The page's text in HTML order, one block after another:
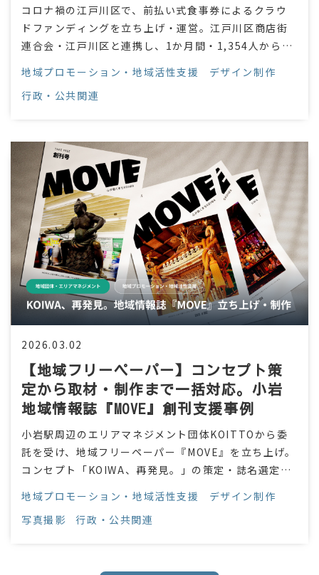
コロナ禍の江戸川区で、前払い式食事券によるクラウ
ドファンディングを立ち上げ・運営。江戸川区商店街
連合会・江戸川区と連携し、1か月間・1,354人から約
1,630万円の支援を集め、地域の飲食店へ届けました。
地域プロモーション・地域活性支援
デザイン制作
行政・公共関連
【地域フリーペーパー】コンセプト策
定から取材・制作まで一括対応。小岩
地域情報誌『MOVE』創刊支援事例
2026.03.02
小岩駅周辺のエリアマネジメント団体KOITTOから委
託を受け、地域フリーペーパー『MOVE』を立ち上げ。
コンセプト「KOIWA、再発見。」の策定・誌名選定・
取材・撮影・ライティング・デザイン・入稿まで全工
程を一括支援。
地域プロモーション・地域活性支援
デザイン制作
写真撮影
行政・公共関連